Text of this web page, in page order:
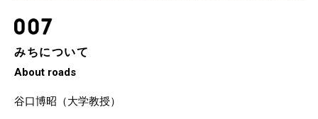
みちについて
About roads
谷口博昭（大学教授）